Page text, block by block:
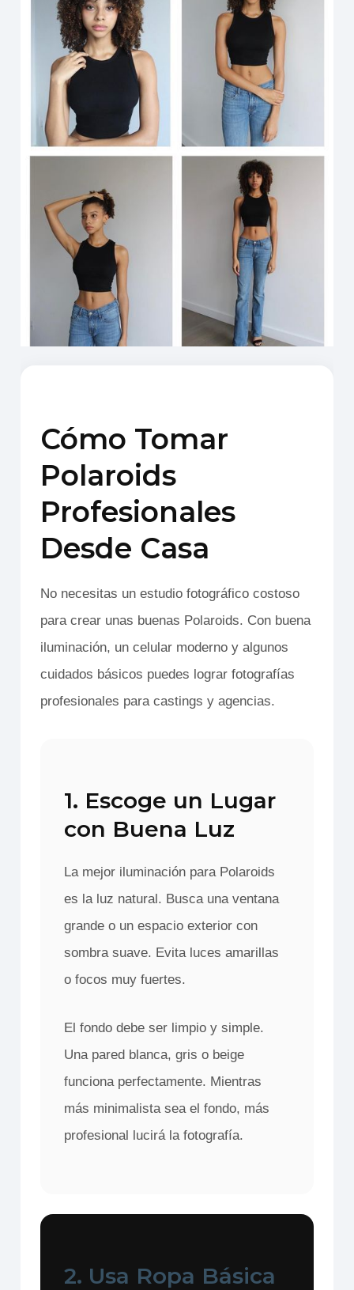
Cómo Tomar
Polaroids
Profesionales
Desde Casa
No necesitas un estudio fotográfico costoso
para crear unas buenas Polaroids. Con buena
iluminación, un celular moderno y algunos
cuidados básicos puedes lograr fotografías
profesionales para castings y agencias.
1. Escoge un Lugar
con Buena Luz
La mejor iluminación para Polaroids
es la luz natural. Busca una ventana
grande o un espacio exterior con
sombra suave. Evita luces amarillas
o focos muy fuertes.
El fondo debe ser limpio y simple.
Una pared blanca, gris o beige
funciona perfectamente. Mientras
más minimalista sea el fondo, más
profesional lucirá la fotografía.
2. Usa Ropa Básica